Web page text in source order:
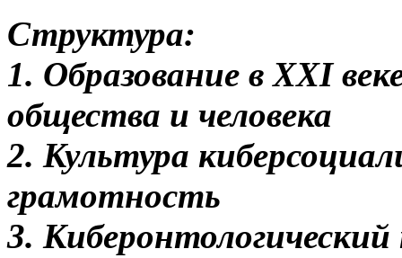
Структура:
1. Образование в XXI
общества и человека
2. Культура
грамотность
3. Киберонтологический